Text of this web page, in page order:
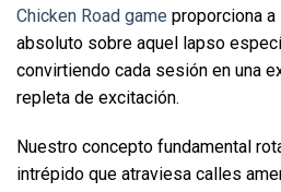
Chicken Road game proporciona
absoluto sobre aquel lapso
convirtiendo cada sesión en una
repleta de excitación.
Nuestro concepto fundamental
intrépido que atraviesa calles